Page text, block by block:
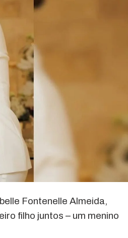
Fontenelle Almeida,
filho juntos – um menino